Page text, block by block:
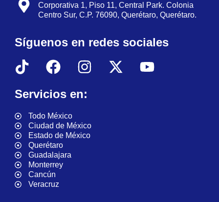
Corporativa 1, Piso 11, Central Park. Colonia
Centro Sur, C.P. 76090, Querétaro, Querétaro.
Síguenos en redes sociales
Servicios en:
Todo México
Ciudad de México
Estado de México
Querétaro
Guadalajara
Monterrey
Cancún
Veracruz